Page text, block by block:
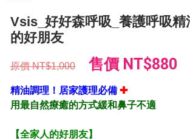
Vsis_好好森呼吸_養護呼吸精
的好朋友
原價NT$1,000 售價 NT$880
精油調理！居家護理必備 ✚
用最自然療癒的方式緩和鼻子不適
【全家人的好朋友】